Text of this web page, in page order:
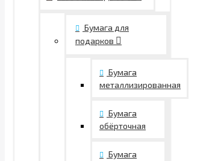
Бумага для
подарков
Бумага
металлизированная
Бумага
обёрточная
Бумага